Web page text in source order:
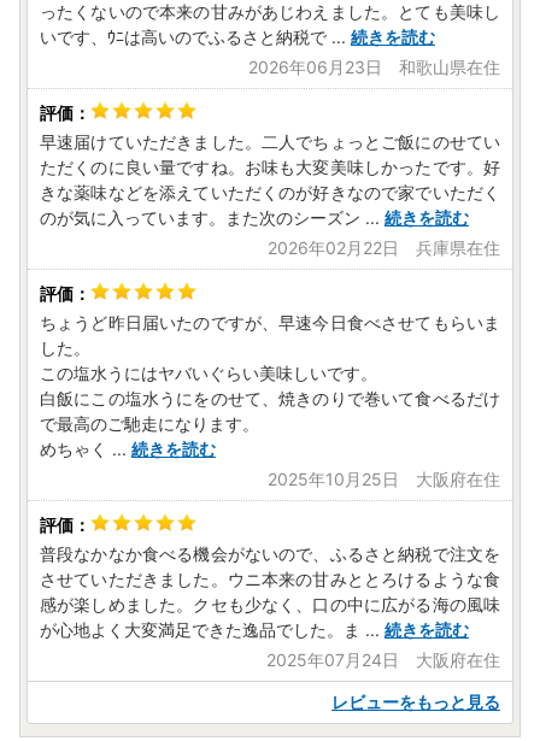
ったくないので本来の甘みがあじわえました。とても美味し
いです、ｳﾆは高いのでふるさと納税で ... 続きを読む
2026年06月23日 和歌山県在住
早速届けていただきました。二人でちょっとご飯にのせてい
ただくのに良い量ですね。お味も大変美味しかったです。好
きな薬味などを添えていただくのが好きなので家でいただく
のが気に入っています。また次のシーズン ... 続きを読む
2026年02月22日 兵庫県在住
ちょうど昨日届いたのですが、早速今日食べさせてもらいま
した。
この塩水うにはヤバいぐらい美味しいです。
白飯にこの塩水うにをのせて、焼きのりで巻いて食べるだけ
で最高のご馳走になります。
めちゃく ... 続きを読む
2025年10月25日 大阪府在住
普段なかなか食べる機会がないので、ふるさと納税で注文を
させていただきました。ウニ本来の甘みととろけるような食
感が楽しめました。クセも少なく、口の中に広がる海の風味
が心地よく大変満足できた逸品でした。ま ... 続きを読む
2025年07月24日 大阪府在住
レビューをもっと見る